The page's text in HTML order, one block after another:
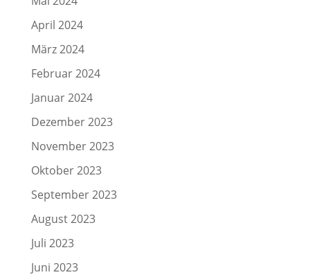
April 2024
März 2024
Februar 2024
Januar 2024
Dezember 2023
November 2023
Oktober 2023
September 2023
August 2023
Juli 2023
Juni 2023